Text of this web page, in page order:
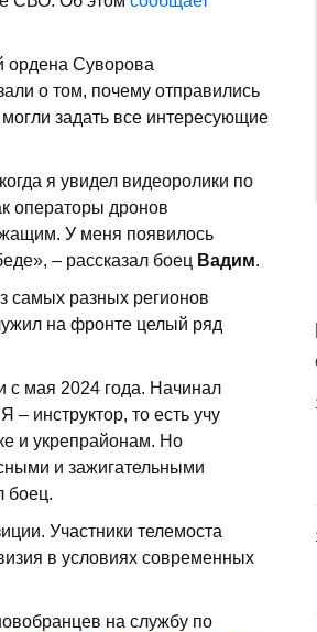
ордена Суворова
о том, почему отправились
задать все интересующие
я увидел видеоролики по
операторы дронов
У меня появилось
– рассказал боец Вадим.
самых разных регионов
на фронте целый ряд
с мая 2024 года. Начинал
инструктор, то есть учу
и укрепрайонам. Но
и зажигательными
боец.
Участники телемоста
в условиях современных
на службу по